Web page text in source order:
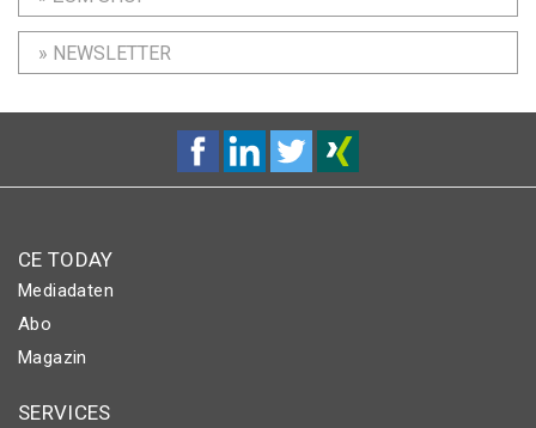
» NEWSLETTER
CE TODAY
Mediadaten
Abo
Magazin
SERVICES